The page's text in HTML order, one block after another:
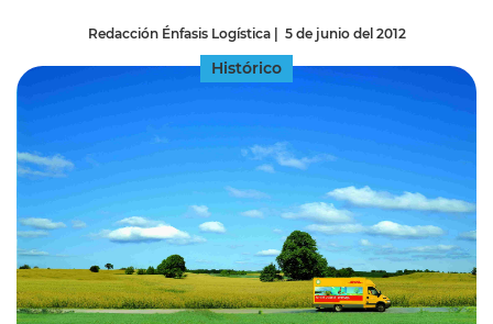
Redacción Énfasis Logística| 5 de junio del 2012
Histórico